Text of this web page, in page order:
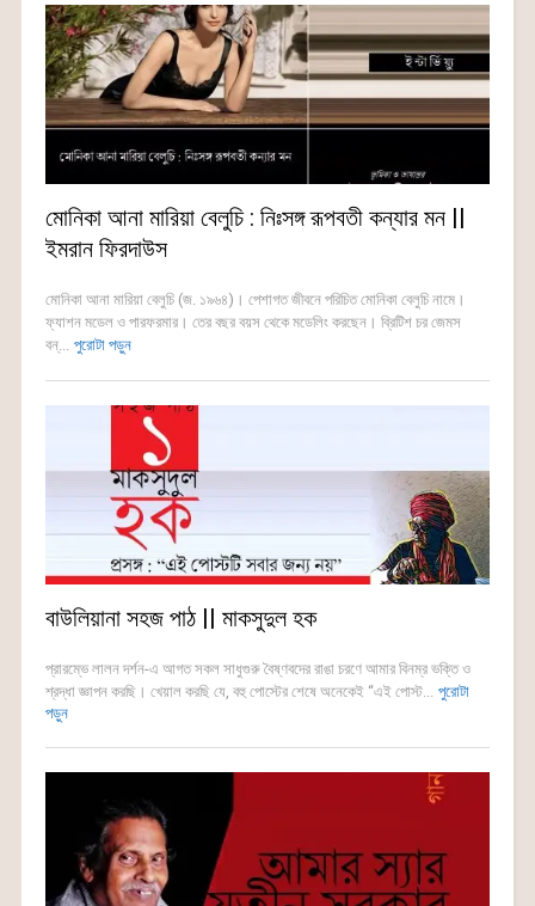
মোনিকা আনা মারিয়া বেলুচি : নিঃসঙ্গ রূপবতী কন্যার মন ||
ইমরান ফিরদাউস
মোনিকা আনা মারিয়া বেলুচি (জ. ১৯৬৪)। পেশাগত জীবনে পরিচিত মোনিকা বেলুচি নামে।
ফ্যাশন মডেল ও পারফরমার। তের বছর বয়স থেকে মডেলিং করছেন। ব্রিটিশ চর জেমস
বন্... পুরোটা পড়ুন
বাউলিয়ানা সহজ পাঠ || মাকসুদুল হক
প্রারম্ভে লালন দর্শন-এ আগত সকল সাধুগুরু বৈষ্ণবদের রাঙা চরণে আমার বিনম্র ভক্তি ও
শ্রদ্ধা জ্ঞাপন করছি। খেয়াল করছি যে, বহু পোস্টের শেষে অনেকেই “এই পোস্ট... পুরোটা
পড়ুন